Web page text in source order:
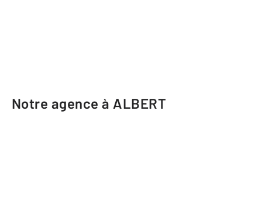
Notre agence à ALBERT